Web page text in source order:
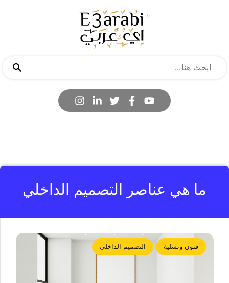
ما هي عناصر التصميم الداخلي
فنون وتسلية التصميم الداخلي